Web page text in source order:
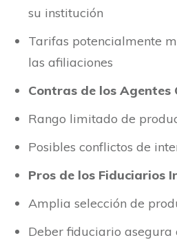
su institución
Tarifas potencialmente
las afiliaciones
Contras de los Agentes
Rango limitado de
Posibles conflictos de
Pros de los Fiduciarios
Amplia selección de
Deber fiduciario asegura